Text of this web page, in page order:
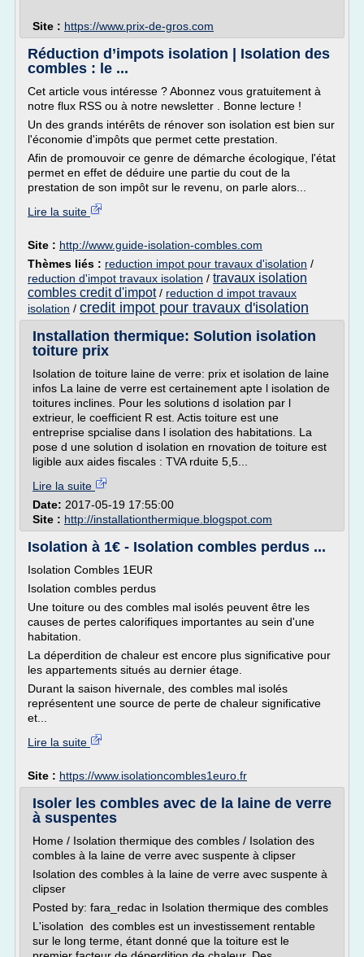
Site : https://www.prix-de-gros.com
Réduction d’impots isolation | Isolation des
combles : le ...
Cet article vous intéresse ? Abonnez vous gratuitement à
notre flux RSS ou à notre newsletter . Bonne lecture !
Un des grands intérêts de rénover son isolation est bien sur
l'économie d'impôts que permet cette prestation.
Afin de promouvoir ce genre de démarche écologique, l'état
permet en effet de déduire une partie du cout de la
prestation de son impôt sur le revenu, on parle alors...
Lire la suite
Site : http://www.guide-isolation-combles.com
Thèmes liés : reduction impot pour travaux d'isolation /
reduction d'impot travaux isolation / travaux isolation
combles credit d'impot/ reduction d impot travaux
isolation / credit impot pour travaux d'isolation
Installation thermique: Solution isolation
toiture prix
Isolation de toiture laine de verre: prix et isolation de laine
infos La laine de verre est certainement apte l isolation de
toitures inclines. Pour les solutions d isolation par l
extrieur, le coefficient R est. Actis toiture est une
entreprise spcialise dans l isolation des habitations. La
pose d une solution d isolation en rnovation de toiture est
ligible aux aides fiscales : TVA rduite 5,5...
Lire la suite
Date: 2017-05-19 17:55:00
Site : http://installationthermique.blogspot.com
Isolation à 1€ - Isolation combles perdus ...
Isolation Combles 1EUR
Isolation combles perdus
Une toiture ou des combles mal isolés peuvent être les
causes de pertes calorifiques importantes au sein d'une
habitation.
La déperdition de chaleur est encore plus significative pour
les appartements situés au dernier étage.
Durant la saison hivernale, des combles mal isolés
représentent une source de perte de chaleur significative
et...
Lire la suite
Site : https://www.isolationcombles1euro.fr
Isoler les combles avec de la laine de verre
à suspentes
Home / Isolation thermique des combles / Isolation des
combles à la laine de verre avec suspente à clipser
Isolation des combles à la laine de verre avec suspente à
clipser
Posted by: fara_redac in Isolation thermique des combles
L'isolation des combles est un investissement rentable
sur le long terme, étant donné que la toiture est le